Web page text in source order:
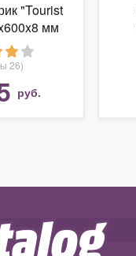
"Tourist
мм
26)
руб.